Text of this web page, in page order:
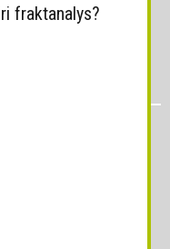
fraktanalys?